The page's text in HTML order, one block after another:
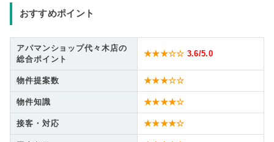
おすすめポイント
アパマンショップ代々木店の
総合ポイント
★★★☆☆ 3.6/5.0
物件提案数 ★★★☆☆
物件知識 ★★★★☆
接客・対応 ★★★★☆